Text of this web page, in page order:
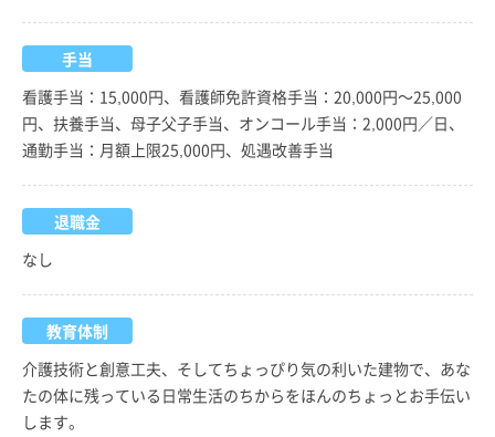
手当
看護手当：15,000円、看護師免許資格手当：20,000円～25,000
円、扶養手当、母子父子手当、オンコール手当：2,000円／日、
通勤手当：月額上限25,000円、処遇改善手当
退職金
なし
教育体制
介護技術と創意工夫、そしてちょっぴり気の利いた建物で、あな
たの体に残っている日常生活のちからをほんのちょっとお手伝い
します。